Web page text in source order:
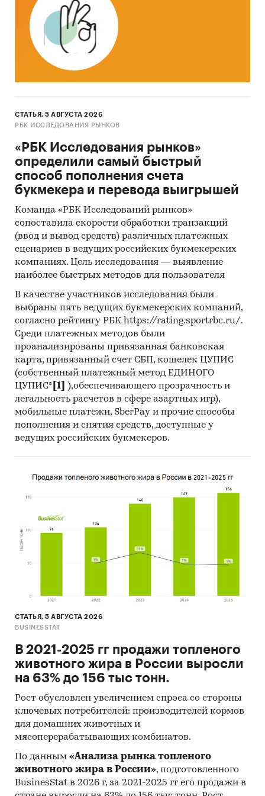
4. Ресурсы сети Интернет в России и мире.
5. Экспертные опросы.
6. Материалы участников отечественного и
мирового рынков.
7. Результаты исследований маркетинговых и
консалтинговых агентств.
8. Материалы отраслевых учреждений и базы
9. Результаты ценовых мониторингов.
10. Материалы и базы данных статистики ООН
(United Nations Statistics Division: Commodity
Trade Statistics, Industrial Commodity Statistics,
Food and Agriculture Organization и др.).
11. Материалы Международного Валютного
Фонда (International Monetary Fund).
12. Материалы Всемирного банка (World Bank).
13. Материалы ВТО (World Trade Organization).
14. Материалы Организации экономического
сотрудничества и развития (Organization for
Economic Cooperation and Development).
15. Материалы International Trade Centre.
16. Материалы Index Mundi.
17. Результаты исследований DISCOVERY
Research Group.
Процедура контент-анализа документов не
совокупности. Обработке и анализу подлежат
все доступные исследователю документы.
К отчету прилагается обработанная и
пригодная к дальнейшему использованию база
данных с подробной информацией об импорте
включает в себя большое число различных
1. Категория продукта
2. Группа продукта
3. Производитель
4. Год импорта/экспорта
5. Месяц импорта/экспорта
6. Компании получатели и отправители товара
7. Страны получатели, отправители и
производители товара
СТАТЬЯ, 5 АВГУСТА 2026
РБК ИССЛЕДОВАНИЯ РЫНКОВ
«РБК Исследования рынков»
определили самый быстрый
способ пополнения счета
букмекера и перевода выигрышей
Команда «РБК Исследований рынков»
сопоставила скорости обработки транзакций
(ввод и вывод средств) различных платежных
сценариев в ведущих российских букмекерских
компаниях. Цель исследования — выявление
наиболее быстрых методов для пользователя
В качестве участников исследования были
выбраны пять ведущих букмекерских компаний,
согласно рейтингу РБК https://rating.sportrbc.ru/.
Среди платежных методов были
проанализированы привязанная банковская
карта, привязанный счет СБП, кошелек ЦУПИС
(собственный платежный метод ЕДИНОГО
ЦУПИС* [1]
),обеспечивающего прозрачность и
легальность расчетов в сфере азартных игр),
мобильные платежи, SberPay и прочие способы
пополнения и снятия средств, доступные у
ведущих российских букмекеров.
СТАТЬЯ, 5 АВГУСТА 2026
BUSINESSTAT
В 2021-2025 гг продажи топленого
животного жира в России выросли
на 63% до 156 тыс тонн.
Рост обусловлен увеличением спроса со стороны
ключевых потребителей: производителей кормов
для домашних животных и
мясоперерабатывающих комбинатов.
По данным «Анализа рынка топленого
животного жира в России», подготовленного
BusinesStat в 2026 г, за 2021-2025 гг его продажи в